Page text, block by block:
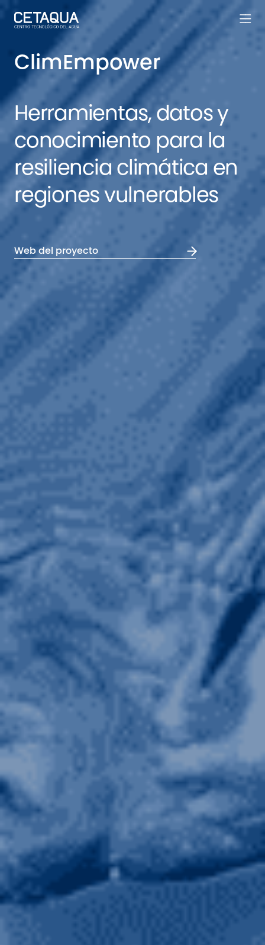
ClimEmpower
Herramientas, datos y
conocimiento para la
resiliencia climática en
regiones vulnerables
Web del proyecto